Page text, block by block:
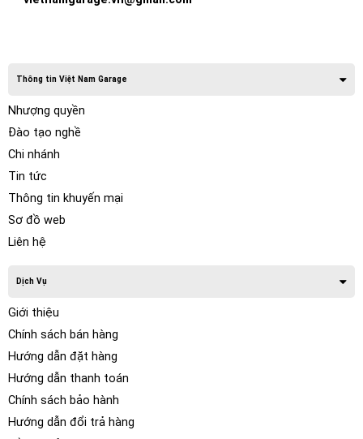
Thông tin Việt Nam Garage
Nhượng quyền
Đào tạo nghề
Chi nhánh
Tin tức
Thông tin khuyến mại
Sơ đồ web
Liên hệ
Dịch Vụ
Giới thiệu
Chính sách bán hàng
Hướng dẫn đặt hàng
Hướng dẫn thanh toán
Chính sách bảo hành
Hướng dẫn đổi trả hàng